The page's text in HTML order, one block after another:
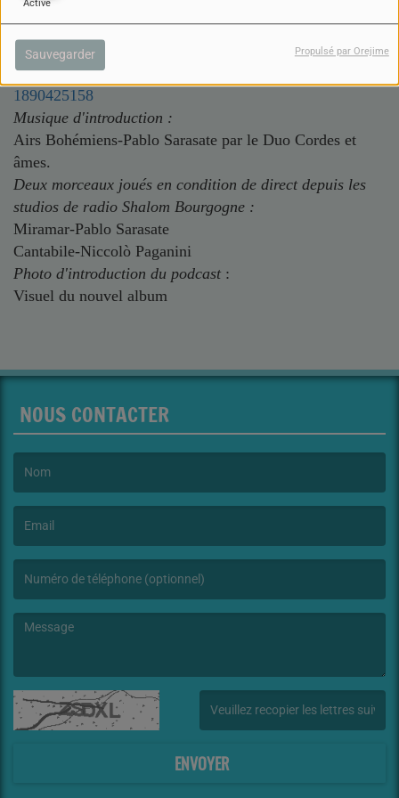
Activé
Sauvegarder Propulsé par Orejime
sortie streaming le 17 avril
https://music.apple.com/fr/
1890425158
Musique d'introduction :
Airs Bohémiens-Pablo Sarasate par le Duo Cordes et
âmes.
Deux morceaux joués en condition de direct depuis les
studios de radio Shalom Bourgogne :
Miramar-Pablo Sarasate
Cantabile-Niccolò Paganini
Photo d'introduction du podcast :
Visuel du nouvel album
NOUS CONTACTER
ENVOYER